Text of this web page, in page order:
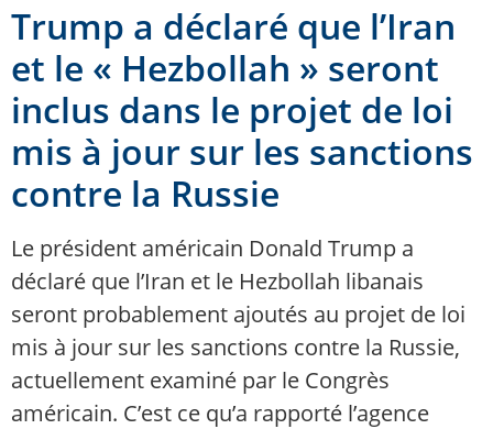
Trump a déclaré que l’Iran
et le « Hezbollah » seront
inclus dans le projet de loi
mis à jour sur les sanctions
contre la Russie
Le président américain Donald Trump a
déclaré que l’Iran et le Hezbollah libanais
seront probablement ajoutés au projet de loi
mis à jour sur les sanctions contre la Russie,
actuellement examiné par le Congrès
américain. C’est ce qu’a rapporté l’agence